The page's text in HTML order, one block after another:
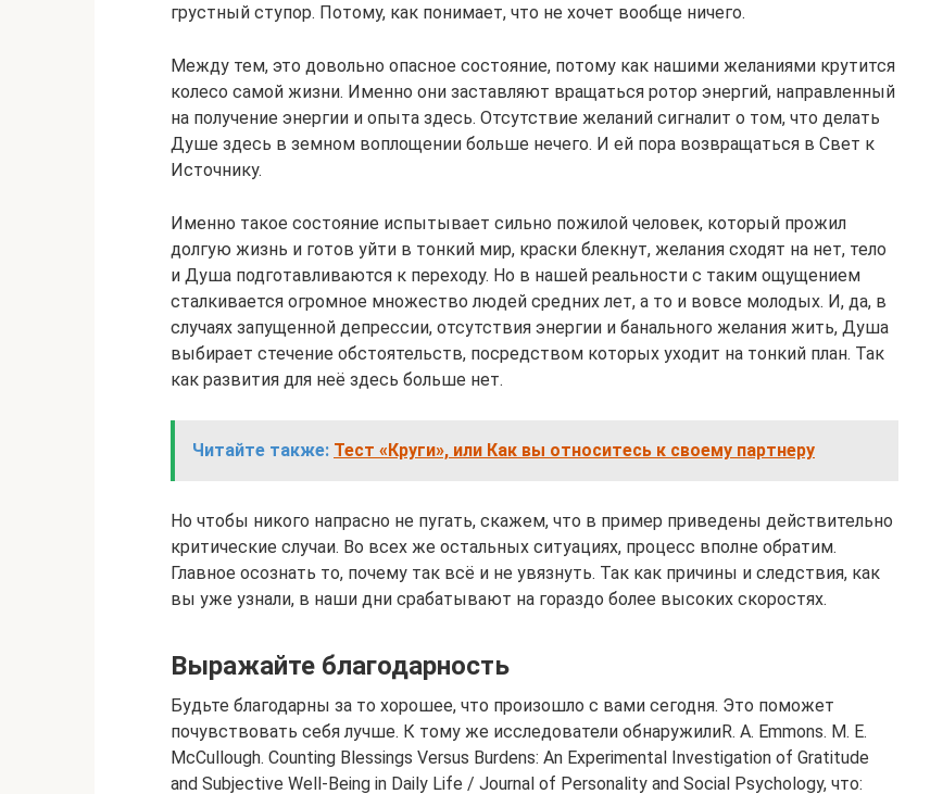
грустный ступор. Потому, как понимает, что не хочет вообще ничего.
Между тем, это довольно опасное состояние, потому как нашими желаниями крутится
колесо самой жизни. Именно они заставляют вращаться ротор энергий, направленный
на получение энергии и опыта здесь. Отсутствие желаний сигналит о том, что делать
Душе здесь в земном воплощении больше нечего. И ей пора возвращаться в Свет к
Источнику.
Именно такое состояние испытывает сильно пожилой человек, который прожил
долгую жизнь и готов уйти в тонкий мир, краски блекнут, желания сходят на нет, тело
и Душа подготавливаются к переходу. Но в нашей реальности с таким ощущением
сталкивается огромное множество людей средних лет, а то и вовсе молодых. И, да, в
случаях запущенной депрессии, отсутствия энергии и банального желания жить, Душа
выбирает стечение обстоятельств, посредством которых уходит на тонкий план. Так
как развития для неё здесь больше нет.
Читайте также: Тест «Круги», или Как вы относитесь к своему партнеру
Но чтобы никого напрасно не пугать, скажем, что в пример приведены действительно
критические случаи. Во всех же остальных ситуациях, процесс вполне обратим.
Главное осознать то, почему так всё и не увязнуть. Так как причины и следствия, как
вы уже узнали, в наши дни срабатывают на гораздо более высоких скоростях.
Выражайте благодарность
Будьте благодарны за то хорошее, что произошло с вами сегодня. Это поможет
почувствовать себя лучше. К тому же исследователи обнаружилиR. A. Emmons. M. E.
McCullough. Counting Blessings Versus Burdens: An Experimental Investigation of Gratitude
and Subjective Well-Being in Daily Life / Journal of Personality and Social Psychology, что: